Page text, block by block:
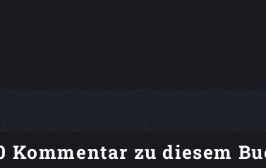
Kommentar zu diesem